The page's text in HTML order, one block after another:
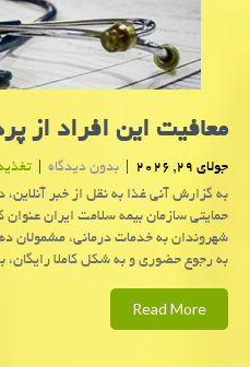
معافیت این افراد از
جولای 29, 2026 | بدون دیدگاه | تغذیه
به گزارش آنی غذا به نقل از خبر آنلاین،
حمایتی سازمان بیمه سلامت ایران
شهروندان به خدمات درمانی، مشمولان
به رجوع حضوری و به شکل کاملا
Read More